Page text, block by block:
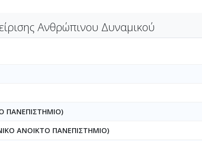
Ανθρώπινου Δυναμικού
ΠΑΝΕΠΙΣΤΗΜΙΟ)
ΑΝΟΙΚΤΟ ΠΑΝΕΠΙΣΤΗΜΙΟ)